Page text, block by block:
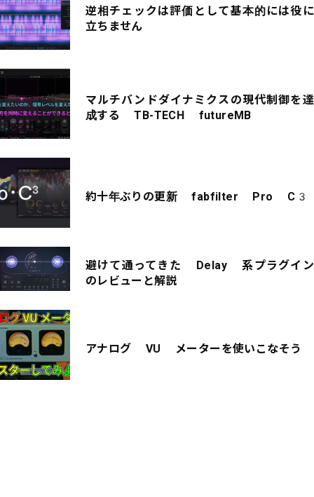
逆相チェックは評価として基本的には役に
立ちません
マルチバンドダイナミクスの現代制御を達
成する TB-TECH futureMB
約十年ぶりの更新 fabfilter Pro C3
避けて通ってきた Delay 系プラグイン
のレビューと解説
アナログ VU メーターを使いこなそう